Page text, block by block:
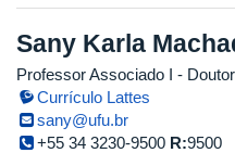
Sany Karla
Professor Associado I -
Currículo Lattes
sany@ufu.br
+55 34 3230-9500 R:9500